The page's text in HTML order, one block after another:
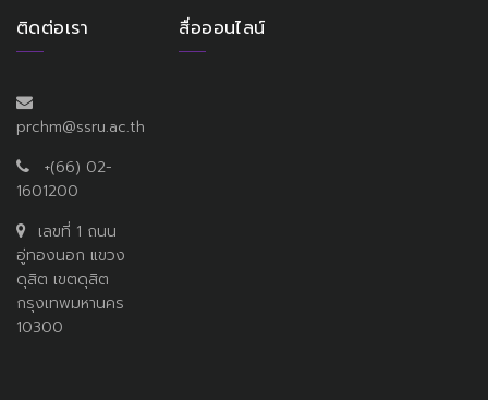
ติดต่อเรา
prchm@ssru.ac.th
+(66) 02-
1601200
เลขที่ 1 ถนน
อู่ทองนอก แขวง
ดุสิต เขตดุสิต
กรุงเทพมหานคร
10300
สื่อออนไลน์